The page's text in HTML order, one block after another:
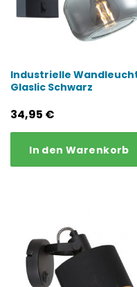
Industrielle
Glaslic Schwarz
34,95 €
In den Warenkorb